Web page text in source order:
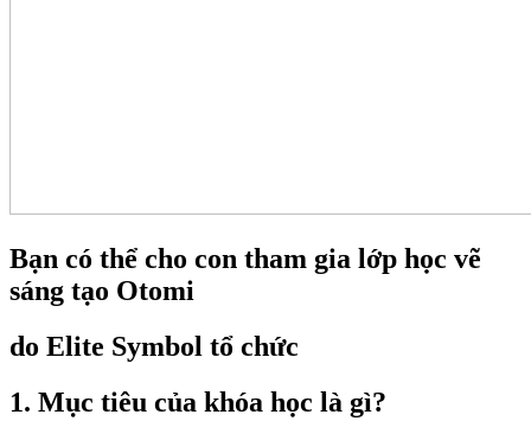
Bạn có thể cho con tham gia lớp học vẽ
sáng tạo Otomi
do Elite Symbol tổ chức
1. Mục tiêu của khóa học là gì?